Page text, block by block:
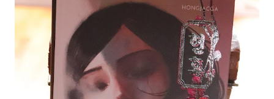
de la perte de la grand-mère de l'autrice, pilier de sa famille, de
sa vie, qui lui manque cruellement. Les phrases sont belles, les
mots bien choisis, j'ai réussi à avoir de l'empathie et à me
retrouver dans certains mots de Cécile Coulon. J'ai apprécié
qu'elle écrive en prose et pas en vers, proche de la poésie anglo-
saxonne, moderne...